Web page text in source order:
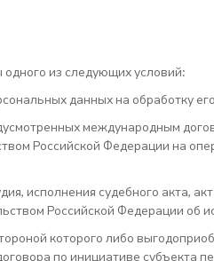
из следующих условий:
данных на обработку
международным
Российской Федерации на
исполнения судебного акта,
Российской Федерации об
которого либо
по инициативе субъекта